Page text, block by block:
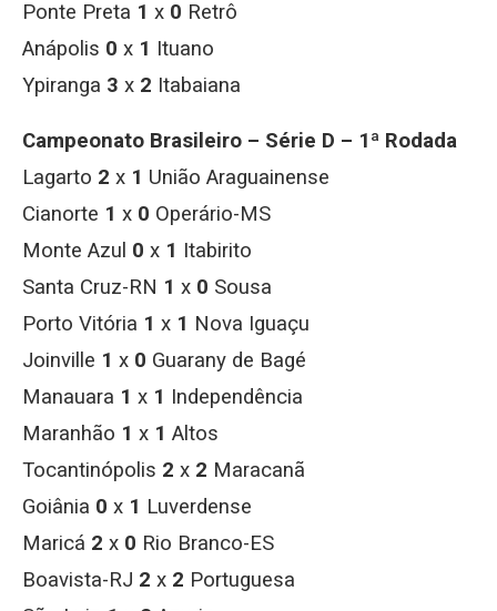
Ponte Preta 1 x 0 Retrô
Anápolis 0 x 1 Ituano
Ypiranga 3 x 2 Itabaiana
Campeonato Brasileiro – Série D – 1ª Rodada
Lagarto 2 x 1 União Araguainense
Cianorte 1 x 0 Operário-MS
Monte Azul 0 x 1 Itabirito
Santa Cruz-RN 1 x 0 Sousa
Porto Vitória 1 x 1 Nova Iguaçu
Joinville 1 x 0 Guarany de Bagé
Manauara 1 x 1 Independência
Maranhão 1 x 1 Altos
Tocantinópolis 2 x 2 Maracanã
Goiânia 0 x 1 Luverdense
Maricá 2 x 0 Rio Branco-ES
Boavista-RJ 2 x 2 Portuguesa